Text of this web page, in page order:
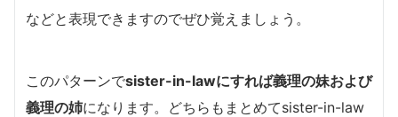
などと表現できますのでぜひ覚えましょう。
このパターンでsister-in-lawにすれば義理の妹および
義理の姉になります。どちらもまとめてsister-in-law